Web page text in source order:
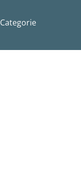
Categorie